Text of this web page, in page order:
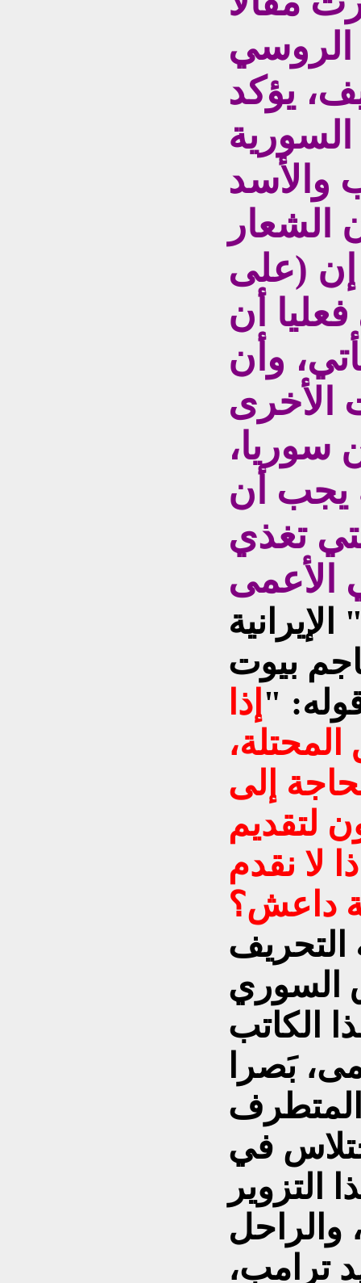
الروسي
يؤكد
السورية
والأسد
الشعار
إن (على
أن
وأن
الأخرى
سوريا،
يجب أن
تغذي
بيوت
" إذا
إلى
لتقديم
لا نقدم
داعش؟
السوري
الكاتب
بَصرا
في
التزوير
والراحل
ترامب،